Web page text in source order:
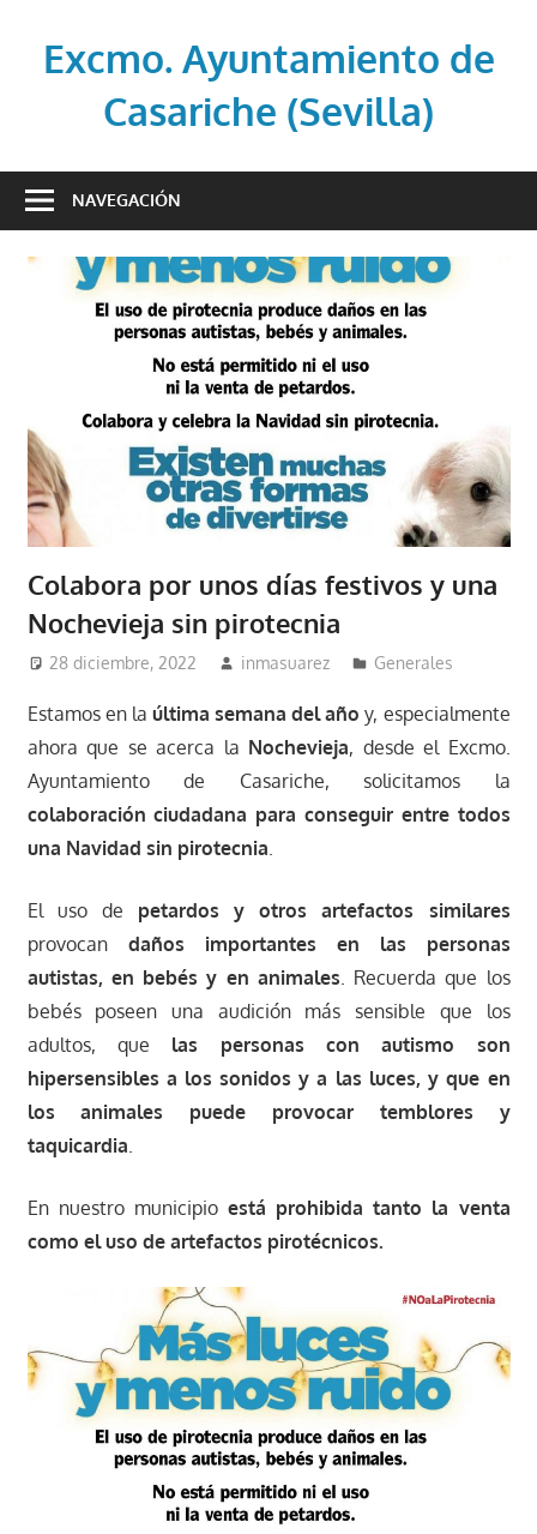
contenidoExcmo. Ayuntamiento de
Casariche (Sevilla)
oficial
Ayuntamiento
Casariche
NAVEGACIÓN
Colabora por unos días festivos y una
Nochevieja sin pirotecnia
28 diciembre, 2022 inmasuarez Generales
Estamos en la última semana del año y, especialmente
ahora que se acerca la Nochevieja, desde el Excmo.
Ayuntamiento de Casariche, solicitamos la
colaboración ciudadana para conseguir entre todos
una Navidad sin pirotecnia.
El uso de petardos y otros artefactos similares
provocan daños importantes en las personas
autistas, en bebés y en animales. Recuerda que los
bebés poseen una audición más sensible que los
adultos, que las personas con autismo son
hipersensibles a los sonidos y a las luces, y que en
los animales puede provocar temblores y
taquicardia.
En nuestro municipio está prohibida tanto la venta
como el uso de artefactos pirotécnicos.